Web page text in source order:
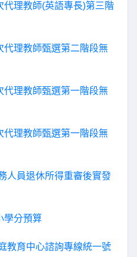
代理教師(英語專長)第三階
代理教師甄選第二階段無
代理教師甄選第一階段無
代理教師甄選第一階段無
人員退休所得重審後實發
學分預算
教育中心諮詢專線統一號